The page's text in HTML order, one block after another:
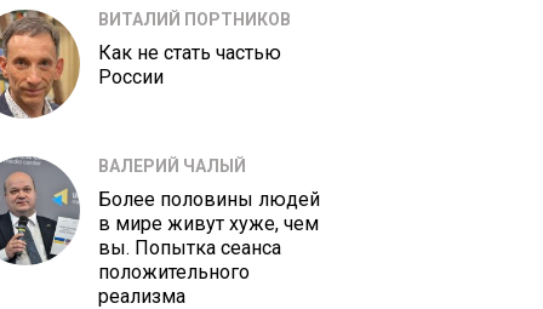
ВИТАЛИЙ ПОРТНИКОВ
Как не стать частью
России
ВАЛЕРИЙ ЧАЛЫЙ
Более половины людей
в мире живут хуже, чем
вы. Попытка сеанса
положительного
реализма